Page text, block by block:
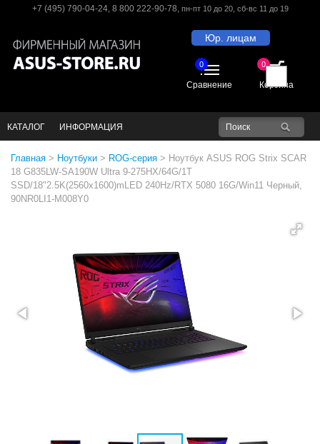
+7 (495) 790-04-24, 8 800 222-90-78, пн-пт 10 до 20, сб-вс 11 до 19
Юр. лицам
0
Корзина
0
Сравнение
КАТАЛОГ ИНФОРМАЦИЯ
Главная > Ноутбуки > ROG-серия > Ноутбук ASUS ROG Strix SCAR
18 G835LW-SA190W Ultra 9-275HX/64G/1T
SSD/18"2.5K(2560x1600)mLED 240Hz/RTX 5080 16G/Win11 Черный,
90NR0LI1-M008Y0